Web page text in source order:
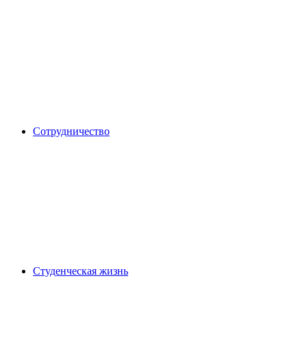
Сотрудничество
Студенческая жизнь